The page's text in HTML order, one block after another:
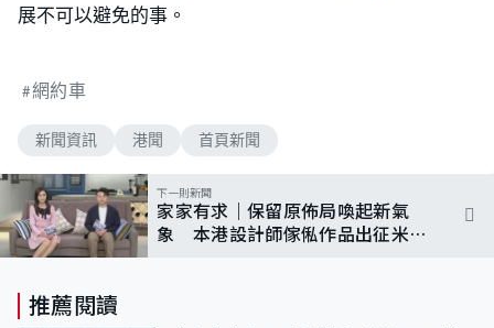
展不可以避免的事。
網約車
新聞資訊 港聞 首頁新聞
下一則新聞
家家有求｜保留原佈局喚起新氣
象 本港設計師傢俬作品出征米
推薦閱讀